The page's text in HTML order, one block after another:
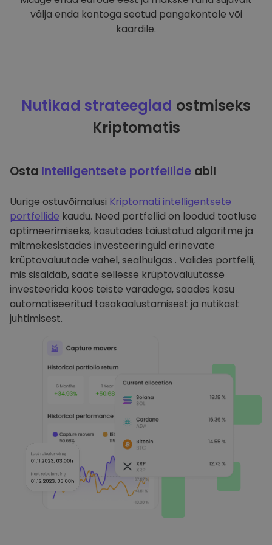
välja enda kontoga seotud pangakontole või
kaardile.
Nutikad strateegiad ostmiseks
Kriptomatis
Osta Intelligentsete portfellide abil
Uurige ostuvõimalusi Kriptomati intelligentsete
portfellide kaudu. Need portfellid on loodud tootluse
optimeerimiseks, kasutades täiustatud algoritme ja
mitmekesistades investeeringuid erinevate
krüptovaluutade vahel, sealhulgas . Valides portfelli,
mis sisaldab, saate sellesse krüptovaluutasse
investeerida koos teiste varadega, saades kasu
automatiseeritud tasakaalustamisest ja nutikast
juhtimisest.